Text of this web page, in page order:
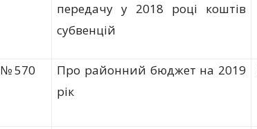
передачу у 2018 році коштів
субвенцій
№ 570
Про районний бюджет на 2019
рік